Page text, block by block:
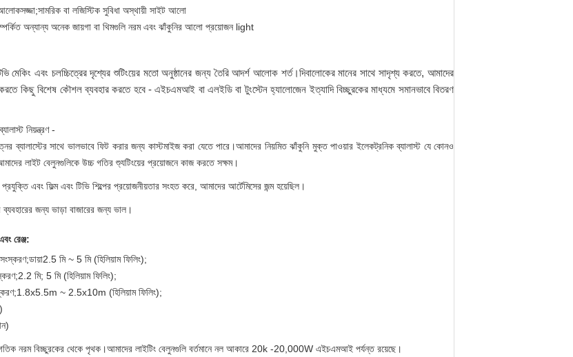
বা লজিস্টিক সুবিধা অস্থায়ী সাইট আলো
সম্পর্কিত অন্যান্য অনেক জায়গা বা থিমগুলি নরম এবং ঝাঁকুনির আলো প্রয়োজন light
মেকিং এবং চলচ্চিত্রের দৃশ্যের শুটিংয়ের মতো অনুষ্ঠানের জন্য তৈরি আদর্শ আলোক শর্ত।দিবালোকের মানের সাথে সাদৃশ্য করতে, আমাদের
কিছু বিশেষ কৌশল ব্যবহার করতে হবে - এইচএমআই বা এলইডি বা টুংস্টেন হ্যালোজেন ইত্যাদি বিচ্ছুরকের মাধ্যমে সমানভাবে বিতরণ
নিয়ন্ত্রণ -
ব্যালাস্টের সাথে ভালভাবে ফিট করার জন্য কাস্টমাইজ করা যেতে পারে।আমাদের নিয়মিত ঝাঁকুনি মুক্ত পাওয়ার ইলেকট্রনিক ব্যালাস্ট যে কোনও
লাইট বেলুনগুলিকে উচ্চ গতির শ্যুটিংয়ের প্রয়োজনে কাজ করতে সক্ষম।
এবং ফিল্ম এবং টিভি শিল্পের প্রয়োজনীয়তার সংহত করে, আমাদের আর্টেমিসের জন্ম হয়েছিল।
ব্যবহারের জন্য ভাড়া বাজারের জন্য ভাল।
রেঞ্জ:
মি ~ 5 মি (হিলিয়াম ফিলিং);
মি; 5 মি (হিলিয়াম ফিলিং);
~ 2.5x10m (হিলিয়াম ফিলিং);
নরম বিচ্ছুরকের থেকে পৃথক।আমাদের লাইটিং বেলুনগুলি বর্তমানে নল আকারে 20k -20,000W এইচএমআই পর্যন্ত রয়েছে।